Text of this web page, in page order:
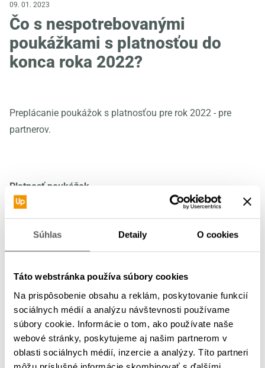
Súhlas Detaily O cookies
Táto webstránka používa súbory cookies
Na prispôsobenie obsahu a reklám, poskytovanie funkcií
sociálnych médií a analýzu návštevnosti používame
súbory cookie. Informácie o tom, ako používate naše
webové stránky, poskytujeme aj našim partnerom v
oblasti sociálnych médií, inzercie a analýzy. Títo partneri
09. 01. 2023
Čo s nespotrebovanými
poukážkami s platnosťou do
konca roka 2022?
Preplácanie poukážok s platnosťou pre rok 2022 - pre
partnerov.
Platnosť poukážok
Poukážky emitované spoločnosťou Up Déjeuner, s. r. o. s
platnosťou pre rok 2022 je potrebné doručiť (nie odoslať)
Odporúčame nepreberať poukážky od zákazníkov po
dátume platnosti označenom na poukážke, vytvoríte si tak
dostatočnú časovú rezervu na včasné odoslanie do našej